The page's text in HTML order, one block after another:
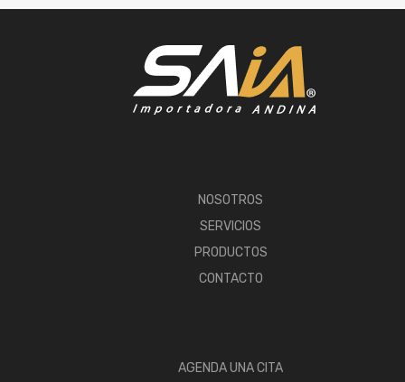
NOSOTROS
SERVICIOS
PRODUCTOS
CONTACTO
AGENDA UNA CITA